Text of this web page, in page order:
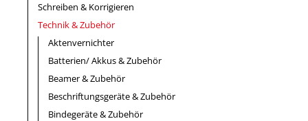
Schreiben & Korrigieren
Technik & Zubehör
Aktenvernichter
Batterien/ Akkus & Zubehör
Beamer & Zubehör
Beschriftungsgeräte & Zubehör
Bindegeräte & Zubehör